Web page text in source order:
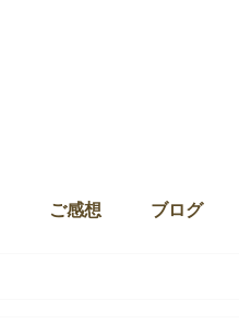
ご感想 ブログ